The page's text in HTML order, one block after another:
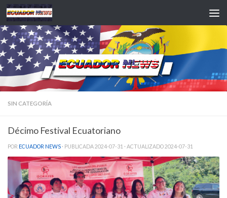
Saltar al contenido
SIN CATEGORÍA
Décimo Festival Ecuatoriano
POR ECUADOR NEWS · PUBLICADA2024-07-31 · ACTUALIZADO2024-07-31